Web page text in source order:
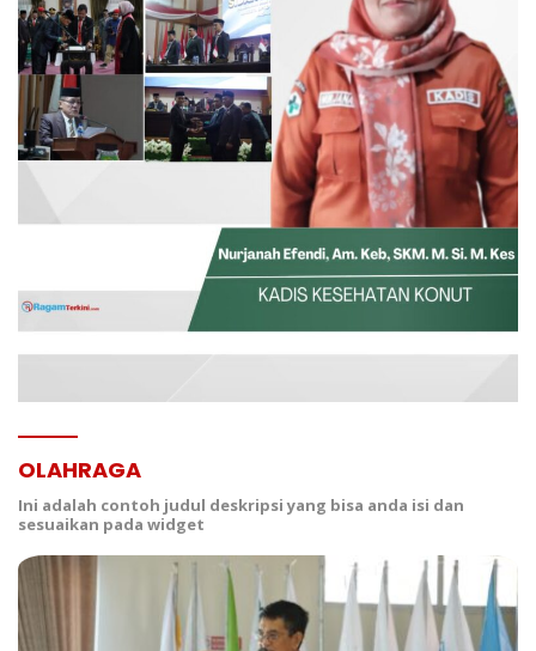
OLAHRAGA
Ini adalah contoh judul deskripsi yang bisa anda isi dan
sesuaikan pada widget